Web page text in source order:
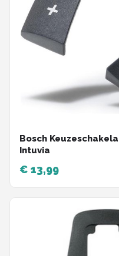
Bosch
Intuvia
€ 13,99